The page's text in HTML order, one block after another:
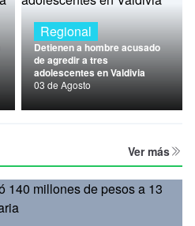
Regional
Detienen a hombre acusado
de agredir a tres
adolescentes en Valdivia
03 de Agosto
Ver más